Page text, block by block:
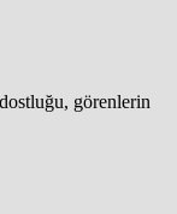
görenlerin